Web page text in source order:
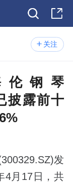
关注
钢琴
披露前十
发
4月17日，共